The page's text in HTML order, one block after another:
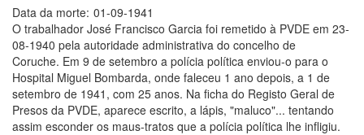
Data da morte: 01-09-1941
O trabalhador José Francisco Garcia foi remetido à PVDE em 23-
08-1940 pela autoridade administrativa do concelho de
Coruche. Em 9 de setembro a polícia política enviou-o para o
Hospital Miguel Bombarda, onde faleceu 1 ano depois, a 1 de
setembro de 1941, com 25 anos. Na ficha do Registo Geral de
Presos da PVDE, aparece escrito, a lápis, "maluco"... tentando
assim esconder os maus-tratos que a polícia política lhe infligiu.